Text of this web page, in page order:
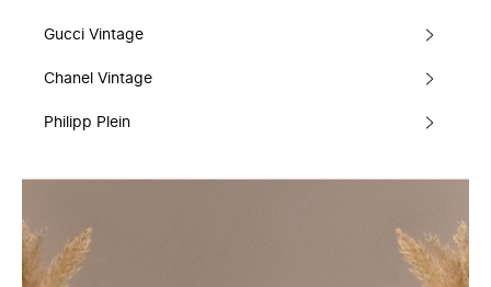
Gucci Vintage
Chanel Vintage
Philipp Plein